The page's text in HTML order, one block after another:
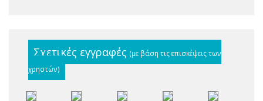
Σχετικές εγγραφές (με βάση τις επισκέψεις των
χρηστών)